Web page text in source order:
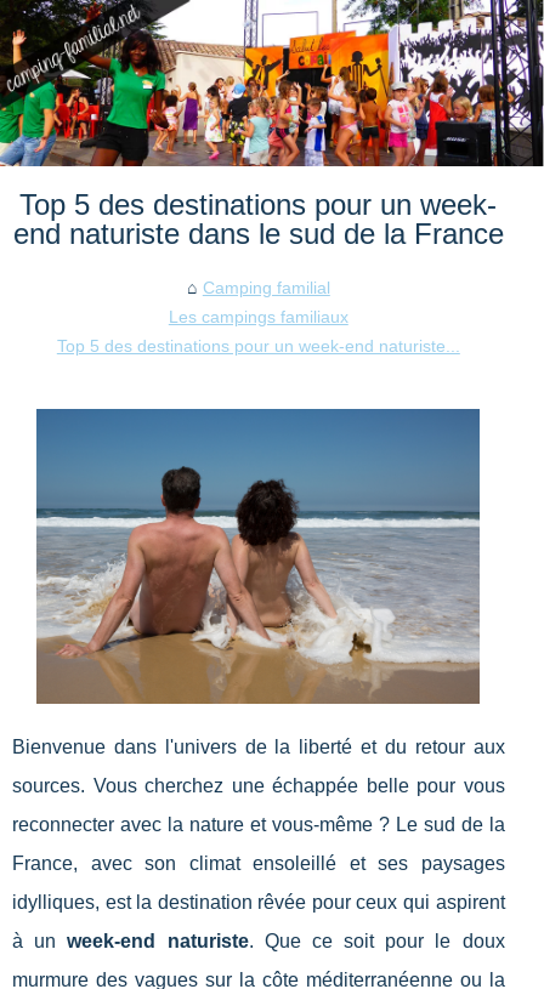
Top 5 des destinations pour un week-
end naturiste dans le sud de la France
Camping familial
Les campings familiaux
Top 5 des destinations pour un week-end naturiste...
Bienvenue dans l'univers de la liberté et du retour aux
sources. Vous cherchez une échappée belle pour vous
reconnecter avec la nature et vous-même ? Le sud de la
France, avec son climat ensoleillé et ses paysages
idylliques, est la destination rêvée pour ceux qui aspirent
à unweek-end naturiste. Que ce soit pour le doux
murmure des vagues sur la côte méditerranéenne ou la